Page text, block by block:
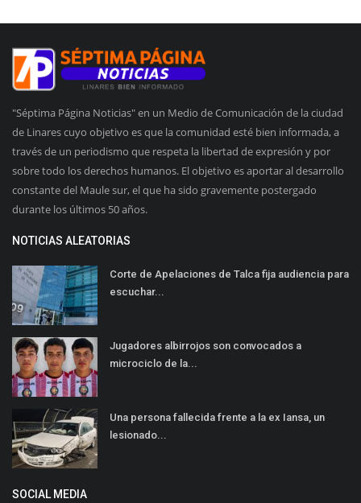
"Séptima Página Noticias" en un Medio de Comunicación de la ciudad
de Linares cuyo objetivo es que la comunidad esté bien informada, a
través de un periodismo que respeta la libertad de expresión y por
sobre todo los derechos humanos. El objetivo es aportar al desarrollo
constante del Maule sur, el que ha sido gravemente postergado
durante los últimos 50 años.
NOTICIAS ALEATORIAS
Corte de Apelaciones de Talca fija audiencia para
escuchar...
Jugadores albirrojos son convocados a
microciclo de la...
Una persona fallecida frente a la ex Iansa, un
lesionado...
SOCIAL MEDIA